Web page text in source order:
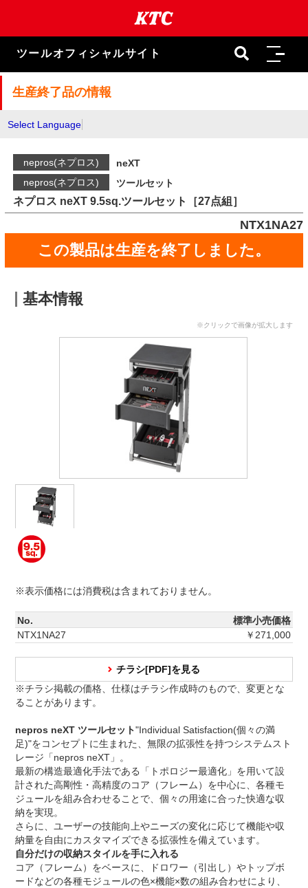
ま
キ
ツールオフィシャルサイト
生産終了品の情報
Select Language
nepros(ネプロス)
neXT
nepros(ネプロス)
ツールセット
ネプロス neXT 9.5sq.ツールセット［27点組］
NTX1NA27
この製品は生産を終了しました。
基本情報
※クリックで画像が拡大します
※表示価格には消費税は含まれておりません。
No.
標準小売価格
NTX1NA27
￥271,000
チラシ[PDF]を見る
※チラシ掲載の価格、仕様はチラシ作成時のもので、変更とな
ることがあります。
nepros neXT ツールセット"Individual Satisfaction(個々の満
足)"をコンセプトに生まれた、無限の拡張性を持つシステムスト
レージ「nepros neXT」。
最新の構造最適化手法である「トポロジー最適化」を用いて設
計された高剛性・高精度のコア（フレーム）を中心に、各種モ
ジュールを組み合わせることで、個々の用途に合った快適な収
納を実現。
さらに、ユーザーの技能向上やニーズの変化に応じて機能や収
納量を自由にカスタマイズできる拡張性を備えています。
自分だけの収納スタイルを手に入れる
コア（フレーム）をベースに、ドロワー（引出し）やトップボ
ードなどの各種モジュールの色×機能×数の組み合わせにより、